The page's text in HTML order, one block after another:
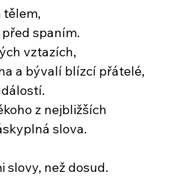
tělem,
spaním.
vztazích,
a bývalí blízcí přátelé,
z nejbližších
slova.
než dosud.